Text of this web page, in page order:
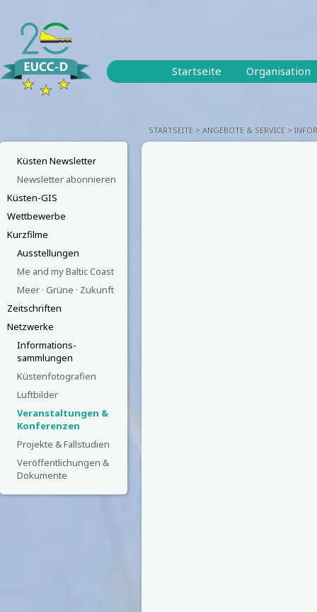
Startseite Organisation
STARTSEITE ANGEBOTE & SERVICE
Küsten Newsletter
Newsletter abonnieren
Küsten-GIS
Wettbewerbe
Kurzfilme
Ausstellungen
Me and my Baltic Coast
Meer · Grüne · Zukunft
Zeitschriften
Netzwerke
Informations-
sammlungen
Küstenfotografien
Luftbilder
Veranstaltungen &
Konferenzen
Projekte & Fallstudien
Veröffentlichungen &
Dokumente